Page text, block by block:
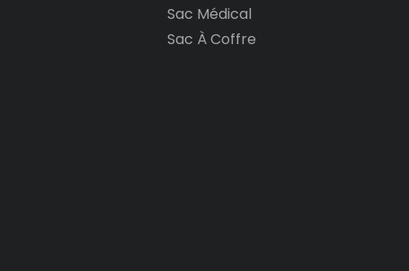
Sac Médical
Sac À Coffre